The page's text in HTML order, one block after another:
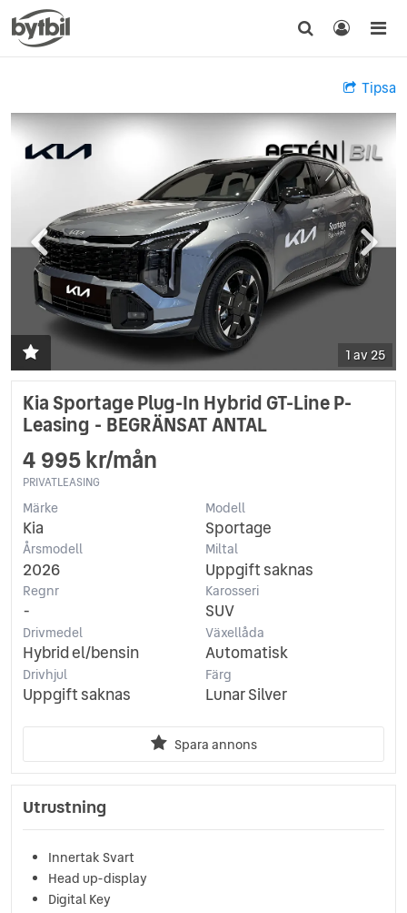
Tipsa
1 av 25
Kia Sportage Plug-In Hybrid GT-Line P-
Leasing - BEGRÄNSAT ANTAL
4 995 kr/mån
PRIVATLEASING
Märke
Kia
Modell
Sportage
Årsmodell
2026
Miltal
Uppgift saknas
Regnr
-
Karosseri
SUV
Drivmedel
Hybrid el/bensin
Växellåda
Automatisk
Drivhjul
Uppgift saknas
Färg
Lunar Silver
Spara annons
Utrustning
Innertak Svart
Head up-display
Digital Key